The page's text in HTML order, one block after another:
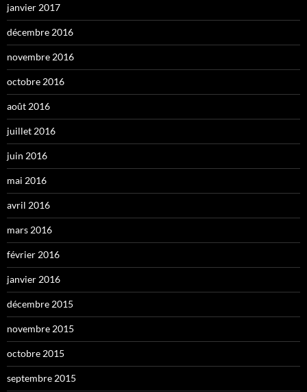
janvier 2017
décembre 2016
novembre 2016
octobre 2016
août 2016
juillet 2016
juin 2016
mai 2016
avril 2016
mars 2016
février 2016
janvier 2016
décembre 2015
novembre 2015
octobre 2015
septembre 2015